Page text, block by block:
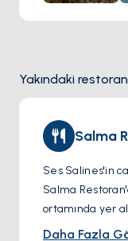
Yakındaki
Salma
Ses Salines'in
Salma
ortamında yer
Akdeniz
Daha Fazla